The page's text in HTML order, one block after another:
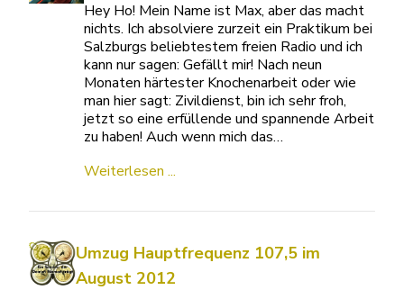
Hey Ho! Mein Name ist Max, aber das macht
nichts. Ich absolviere zurzeit ein Praktikum bei
Salzburgs beliebtestem freien Radio und ich
kann nur sagen: Gefällt mir! Nach neun
Monaten härtester Knochenarbeit oder wie
man hier sagt: Zivildienst, bin ich sehr froh,
jetzt so eine erfüllende und spannende Arbeit
zu haben! Auch wenn mich das…
Weiterlesen ...
Umzug Hauptfrequenz 107,5 im
August 2012